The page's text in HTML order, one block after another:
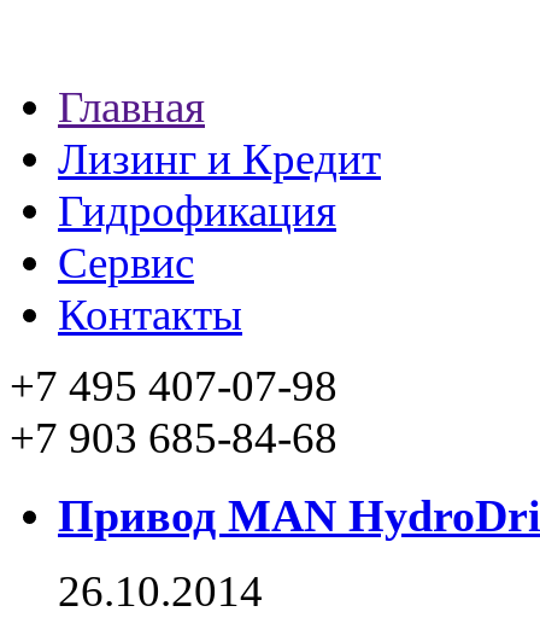
Главная
Лизинг и Кредит
Гидрофикация
Сервис
Контакты
+7 495 407-07-98
+7 903 685-84-68
Привод MAN
26.10.2014